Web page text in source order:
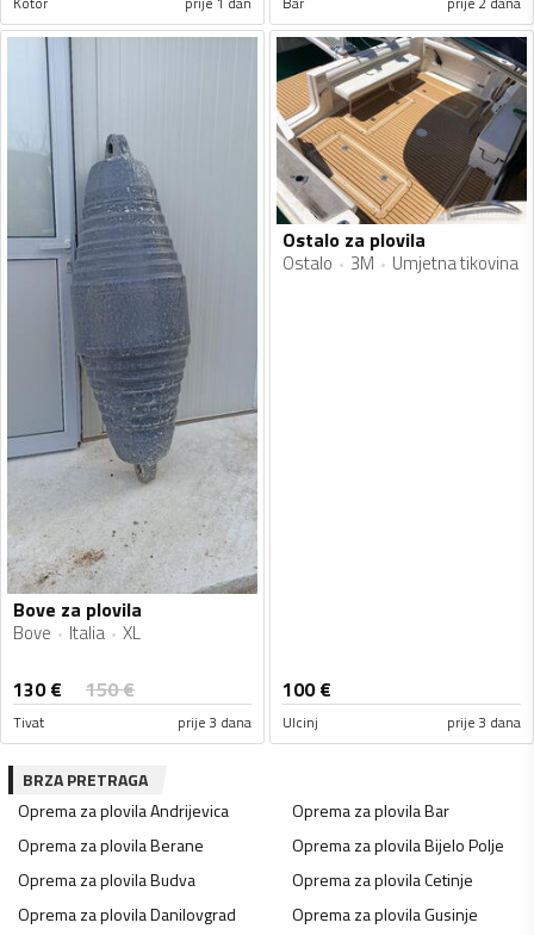
Bove za plovila
Bove Italia XL
130€ 150€
Tivat prije 3 dana
Ostalo za plovila
Ostalo 3M Umjetna tikovina
100€
Ulcinj prije 3 dana
BRZA PRETRAGA
Oprema za plovilaAndrijevica Oprema za plovilaBar
Oprema za plovilaBerane Oprema za plovilaBijelo Polje
Oprema za plovilaBudva Oprema za plovilaCetinje
Oprema za plovilaDanilovgrad Oprema za plovilaGusinje